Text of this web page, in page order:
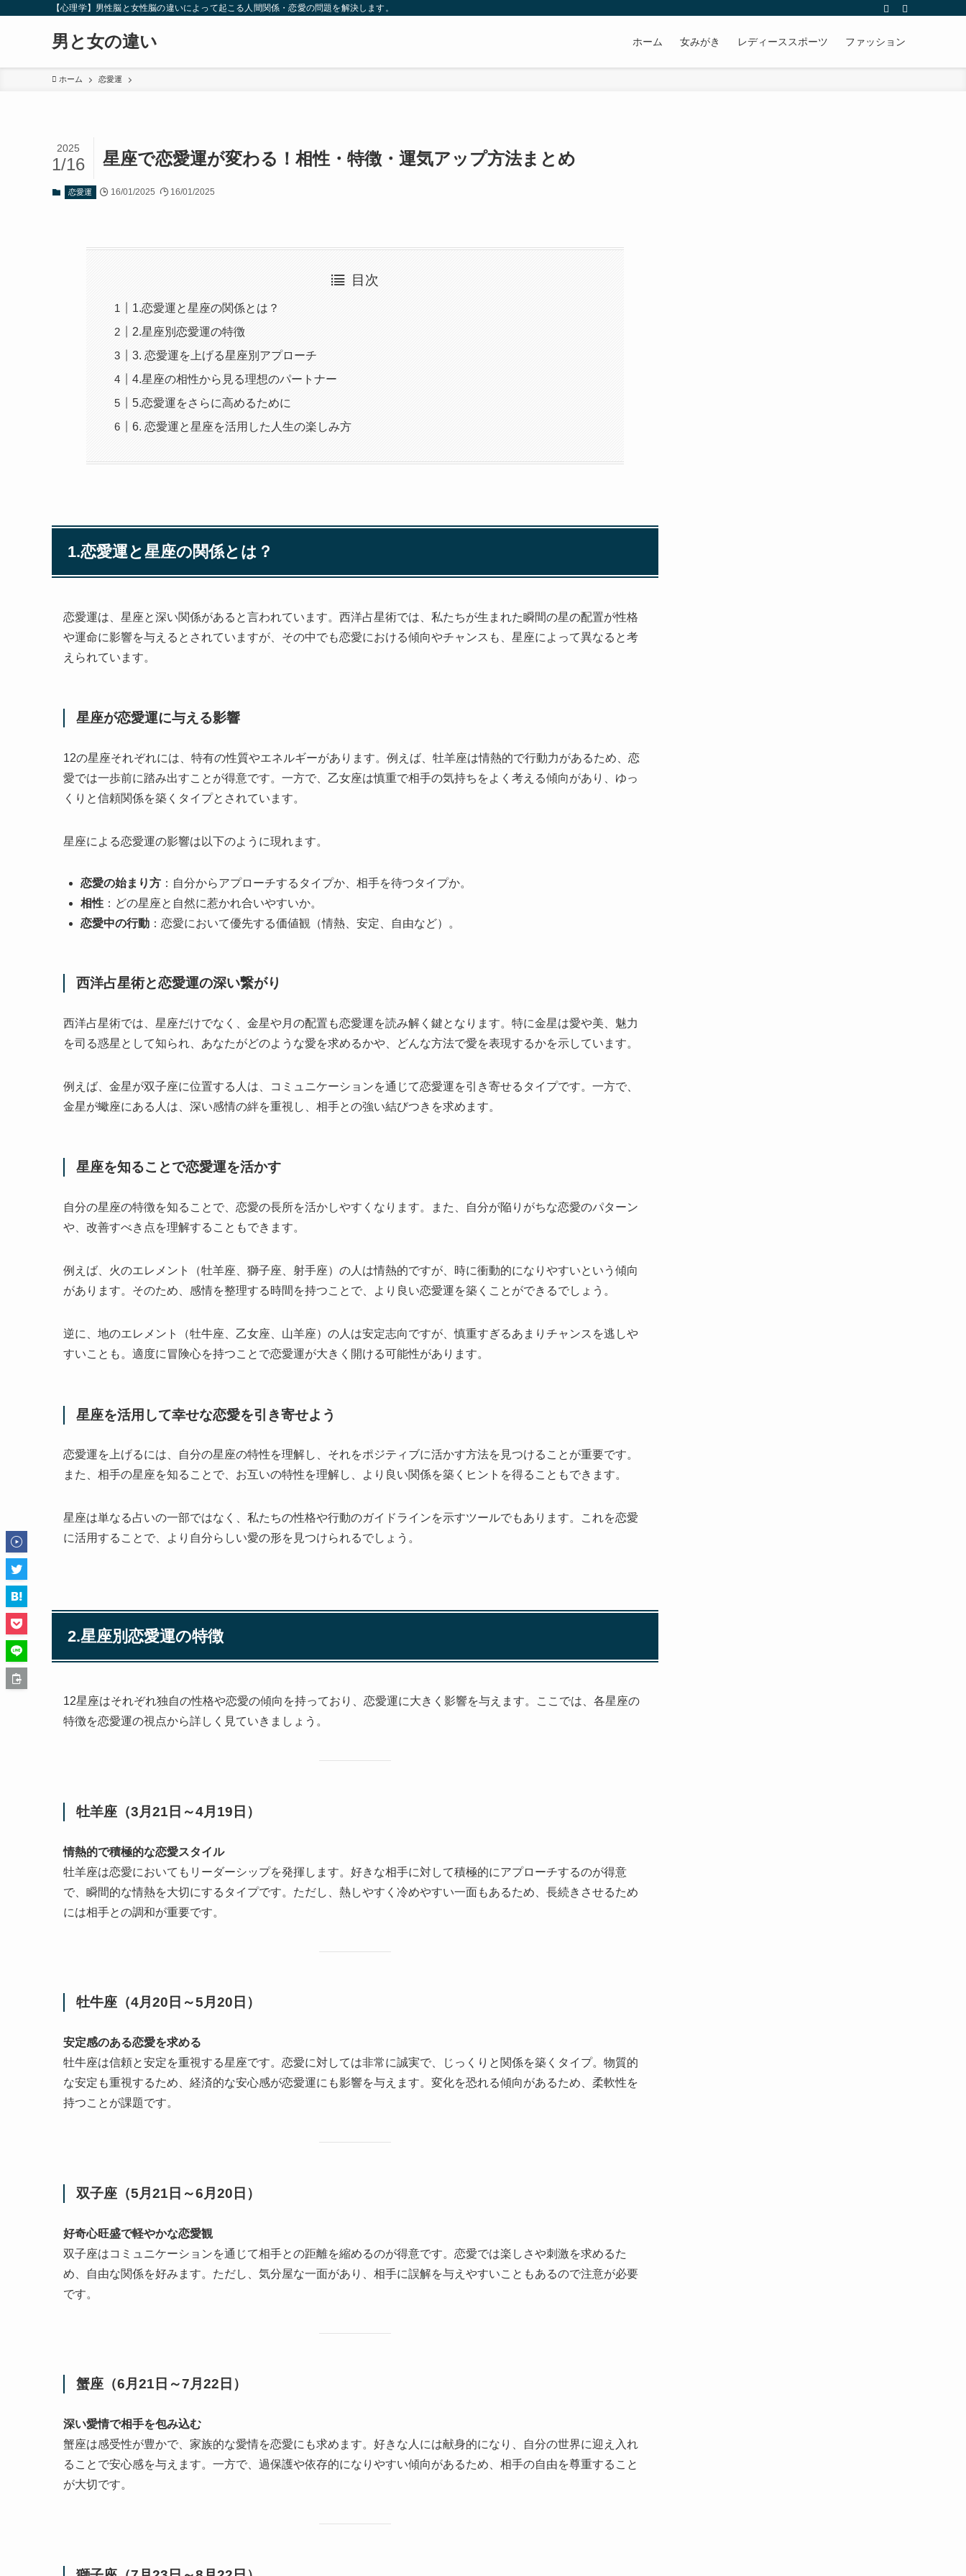
【心理学】男性脳と女性脳の違いによって起こる人間関係・恋愛の問題を解決します。
男と女の違い ホーム 女みがき レディーススポーツ ファッション
ホーム 恋愛運
星座で恋愛運が変わる！相性・特徴・運気アップ方法まとめ
2025
1/16
恋愛運 16/01/2025 16/01/2025
目次
1.恋愛運と星座の関係とは？
2.星座別恋愛運の特徴
3. 恋愛運を上げる星座別アプローチ
4.星座の相性から見る理想のパートナー
5.恋愛運をさらに高めるために
6. 恋愛運と星座を活用した人生の楽しみ方
1.恋愛運と星座の関係とは？
恋愛運は、星座と深い関係があると言われています。西洋占星術では、私たちが生まれた瞬間の星の配置が性格
や運命に影響を与えるとされていますが、その中でも恋愛における傾向やチャンスも、星座によって異なると考
えられています。
星座が恋愛運に与える影響
12の星座それぞれには、特有の性質やエネルギーがあります。例えば、牡羊座は情熱的で行動力があるため、恋
愛では一歩前に踏み出すことが得意です。一方で、乙女座は慎重で相手の気持ちをよく考える傾向があり、ゆっ
くりと信頼関係を築くタイプとされています。
星座による恋愛運の影響は以下のように現れます。
恋愛の始まり方 ：自分からアプローチするタイプか、相手を待つタイプか。
相性 ：どの星座と自然に惹かれ合いやすいか。
恋愛中の行動 ：恋愛において優先する価値観（情熱、安定、自由など）。
西洋占星術と恋愛運の深い繋がり
西洋占星術では、星座だけでなく、金星や月の配置も恋愛運を読み解く鍵となります。特に金星は愛や美、魅力
を司る惑星として知られ、あなたがどのような愛を求めるかや、どんな方法で愛を表現するかを示しています。
例えば、金星が双子座に位置する人は、コミュニケーションを通じて恋愛運を引き寄せるタイプです。一方で、
金星が蠍座にある人は、深い感情の絆を重視し、相手との強い結びつきを求めます。
星座を知ることで恋愛運を活かす
自分の星座の特徴を知ることで、恋愛の長所を活かしやすくなります。また、自分が陥りがちな恋愛のパターン
や、改善すべき点を理解することもできます。
例えば、火のエレメント（牡羊座、獅子座、射手座）の人は情熱的ですが、時に衝動的になりやすいという傾向
があります。そのため、感情を整理する時間を持つことで、より良い恋愛運を築くことができるでしょう。
逆に、地のエレメント（牡牛座、乙女座、山羊座）の人は安定志向ですが、慎重すぎるあまりチャンスを逃しや
すいことも。適度に冒険心を持つことで恋愛運が大きく開ける可能性があります。
星座を活用して幸せな恋愛を引き寄せよう
恋愛運を上げるには、自分の星座の特性を理解し、それをポジティブに活かす方法を見つけることが重要です。
また、相手の星座を知ることで、お互いの特性を理解し、より良い関係を築くヒントを得ることもできます。
星座は単なる占いの一部ではなく、私たちの性格や行動のガイドラインを示すツールでもあります。これを恋愛
に活用することで、より自分らしい愛の形を見つけられるでしょう。
2.星座別恋愛運の特徴
12星座はそれぞれ独自の性格や恋愛の傾向を持っており、恋愛運に大きく影響を与えます。ここでは、各星座の
特徴を恋愛運の視点から詳しく見ていきましょう。
牡羊座（3月21日～4月19日）
情熱的で積極的な恋愛スタイル
牡羊座は恋愛においてもリーダーシップを発揮します。好きな相手に対して積極的にアプローチするのが得意
で、瞬間的な情熱を大切にするタイプです。ただし、熱しやすく冷めやすい一面もあるため、長続きさせるため
には相手との調和が重要です。
牡牛座（4月20日～5月20日）
安定感のある恋愛を求める
牡牛座は信頼と安定を重視する星座です。恋愛に対しては非常に誠実で、じっくりと関係を築くタイプ。物質的
な安定も重視するため、経済的な安心感が恋愛運にも影響を与えます。変化を恐れる傾向があるため、柔軟性を
持つことが課題です。
双子座（5月21日～6月20日）
好奇心旺盛で軽やかな恋愛観
双子座はコミュニケーションを通じて相手との距離を縮めるのが得意です。恋愛では楽しさや刺激を求めるた
め、自由な関係を好みます。ただし、気分屋な一面があり、相手に誤解を与えやすいこともあるので注意が必要
です。
蟹座（6月21日～7月22日）
深い愛情で相手を包み込む
蟹座は感受性が豊かで、家族的な愛情を恋愛にも求めます。好きな人には献身的になり、自分の世界に迎え入れ
ることで安心感を与えます。一方で、過保護や依存的になりやすい傾向があるため、相手の自由を尊重すること
が大切です。